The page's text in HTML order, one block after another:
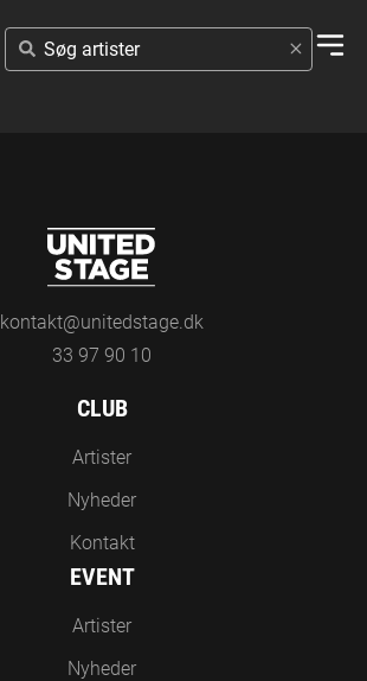
SØG
ARTISTER
kontakt@unitedstage.dk
33 97 90 10
CLUB
Artister
Nyheder
Kontakt
EVENT
Artister
Nyheder